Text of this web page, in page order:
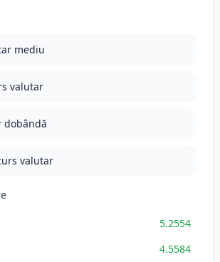
mediu
valutar
dobândă
valutar
5.2554
4.5584